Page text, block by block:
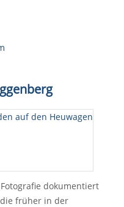
dokumentiert
früher in der